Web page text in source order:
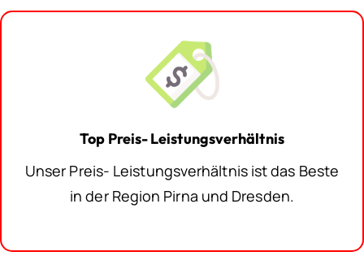
Top Preis- Leistungsverhältnis
Unser Preis- Leistungsverhältnis ist das Beste
in der Region Pirna und Dresden.